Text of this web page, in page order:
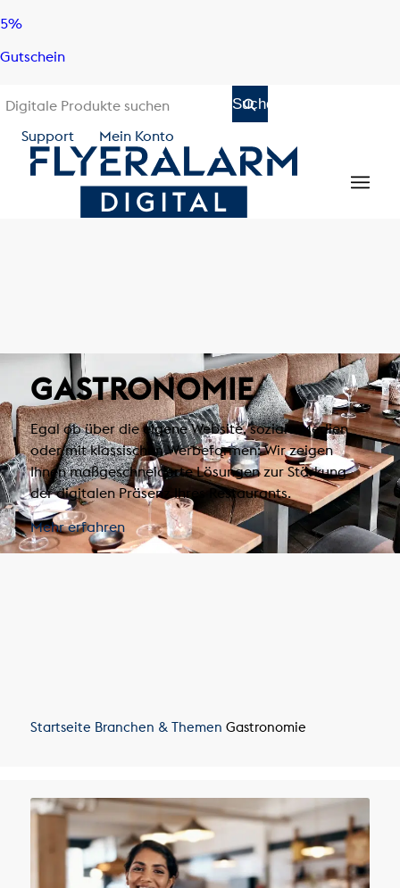
Skip
content
Skip
navigation
5%
Gutschein
Support Mein Konto
GASTRONOMIE
Egal ob über die eigene Website, soziale Medien
oder mit klassischen Werbeformen: Wir zeigen
Ihnen maßgeschneiderte Lösungen zur Stärkung
der digitalen Präsenz Ihres Restaurants.
Mehr erfahren
Startseite Branchen & Themen Gastronomie